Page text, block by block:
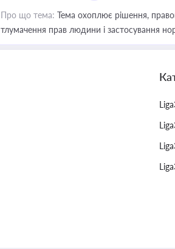
Про що тема: Тема охоплює рішення,
тлумачення прав людини і застосування